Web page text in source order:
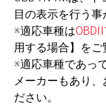
目の表示を行う事
※適応車種は
用する場合】をご
※適応車種であっ
メーカーもあり
ださい。